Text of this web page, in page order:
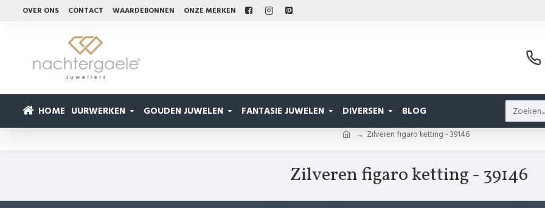
OVER ONS CONTACT WAARDEBONNEN ONZE MERKEN
HOME UURWERKEN GOUDEN JUWELEN FANTASIE JUWELEN DIVERSEN BLOG
Zilveren figaro ketting - 39146
Zilveren figaro ketting - 39146